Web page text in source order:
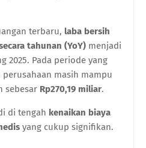
terbaru, laba bersih
tahunan (YoY) menjadi
2025. Pada periode yang
masih mampu
sebesar Rp270,19 miliar.
di tengah kenaikan biaya
yang cukup signifikan.